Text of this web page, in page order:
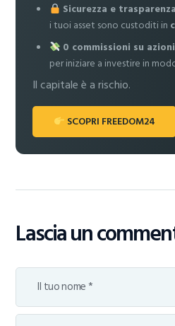
Sicurezza e trasparenza
i tuoi asset sono custoditi in
0 commissioni su
per iniziare a investire in
Il capitale è a rischio.
SCOPRI FREEDOM24
Lascia un